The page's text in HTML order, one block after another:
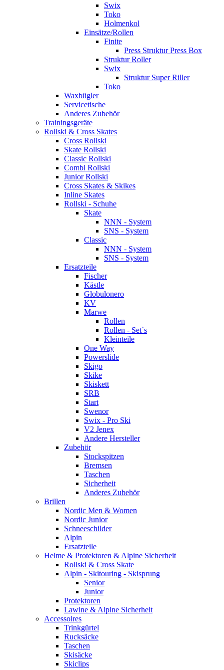
Swix
Toko
Holmenkol
Einsätze/Rollen
Finite
Press Struktur Press Box
Struktur Roller
Swix
Struktur Super Riller
Toko
Waxbügler
Servicetische
Anderes Zubehör
Trainingsgeräte
Rollski & Cross Skates
Cross Rollski
Skate Rollski
Classic Rollski
Combi Rollski
Junior Rollski
Cross Skates & Skikes
Inline Skates
Rollski - Schuhe
Skate
NNN - System
SNS - System
Classic
NNN - System
SNS - System
Ersatzteile
Fischer
Kästle
Globulonero
KV
Marwe
Rollen
Rollen - Set`s
Kleinteile
One Way
Powerslide
Skigo
Skike
Skiskett
SRB
Start
Swenor
Swix - Pro Ski
V2 Jenex
Andere Hersteller
Zubehör
Stockspitzen
Bremsen
Taschen
Sicherheit
Anderes Zubehör
Brillen
Nordic Men & Women
Nordic Junior
Schneeschilder
Alpin
Ersatzteile
Helme & Protektoren & Alpine Sicherheit
Rollski & Cross Skate
Alpin - Skitouring - Skisprung
Senior
Junior
Protektoren
Lawine & Alpine Sicherheit
Accessoires
Trinkgürtel
Rucksäcke
Taschen
Skisäcke
Skiclips